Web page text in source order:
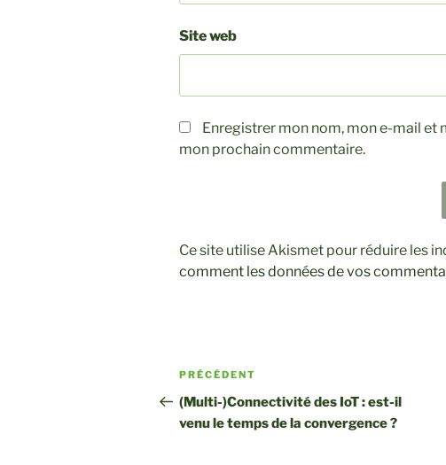
Site web
Enregistrer mon nom, mon e-mail et
mon prochain commentaire.
Ce site utilise Akismet pour réduire les
comment les données de vos
Navigation
de
l’article
Article
précédent
PRÉCÉDENT
(Multi-)Connectivité des IoT : est-il
venu le temps de la convergence ?